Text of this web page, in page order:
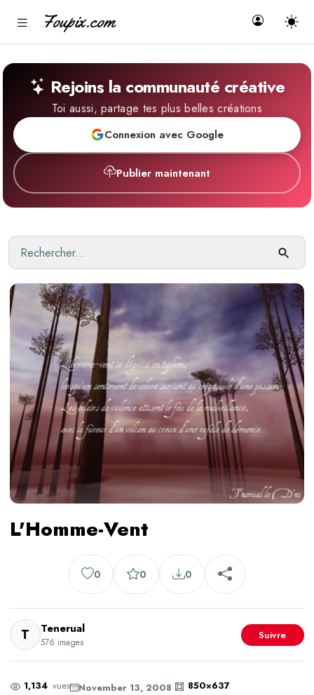
Foupix.com
Rejoins la communauté créative
Toi aussi, partage tes plus belles créations
Connexion avec Google
Publier maintenant
L'Homme-Vent
0 0 0
T Tenerual
576 images
Suivre
1,134 vues November 13, 2008 850×637